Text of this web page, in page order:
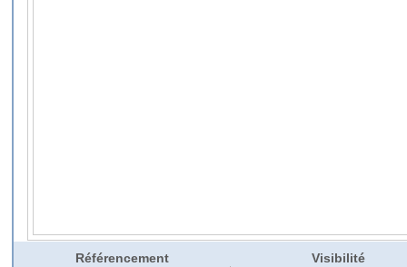
Référencement Visibilité